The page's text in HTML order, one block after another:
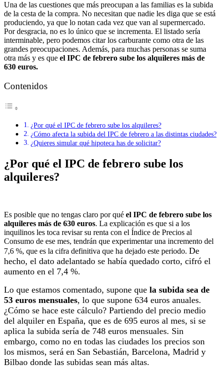
Una de las cuestiones que más preocupan a las familias es la subida
de la cesta de la compra. No necesitan que nadie les diga que se está
produciendo, ya que lo notan cada vez que van al supermercado.
Por desgracia, no es lo único que se incrementa. El listado sería
interminable, pero podemos citar los carburante como otra de las
grandes preocupaciones. Además, para muchas personas se suma
otra más y es que el IPC de febrero sube los alquileres más de
630 euros.
Contenidos
¿Por qué el IPC de febrero sube los alquileres?
¿Cómo afecta la subida del IPC de febrero a las distintas ciudades?
¿Quieres simular qué hipoteca has de solicitar?
¿Por qué el IPC de febrero sube los
alquileres?
Es posible que no tengas claro por qué el IPC de febrero sube los
alquileres más de 630 euros. La explicación es que si a los
inquilinos les toca revisar su renta con el Índice de Precios al
Consumo de ese mes, tendrán que experimentar una incremento del
7,6 %, que es la cifra definitiva que ha dejado este periodo. De
hecho, el dato adelantado se había quedado corto, cifró el
aumento en el 7,4 %.
Lo que estamos comentado, supone que la subida sea de
53 euros mensuales, lo que supone 634 euros anuales.
¿Cómo se hace este cálculo? Partiendo del precio medio
del alquiler en España, que es de 695 euros al mes, si se
aplica la subida sería de 748 euros mensuales. Sin
embargo, como no en todas las ciudades los precios son
los mismos, será en San Sebastián, Barcelona, Madrid y
Bilbao donde las subidas sean más altas.